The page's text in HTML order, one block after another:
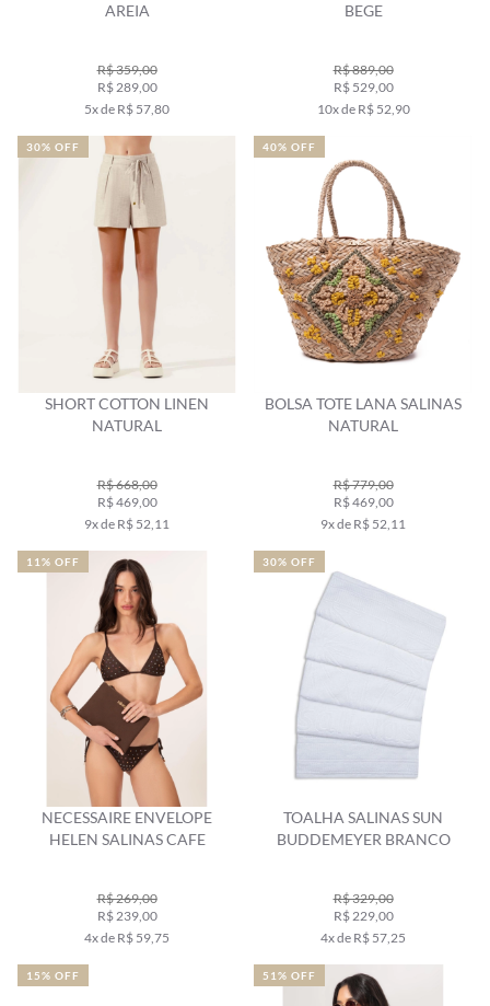
AREIA
R$ 359,00
R$ 289,00
5x de R$ 57,80
BEGE
R$ 889,00
R$ 529,00
10x de R$ 52,90
SHORT COTTON LINEN
NATURAL
R$ 668,00
R$ 469,00
9x de R$ 52,11
30% OFF
BOLSA TOTE LANA SALINAS
NATURAL
R$ 779,00
R$ 469,00
9x de R$ 52,11
40% OFF
NECESSAIRE ENVELOPE
HELEN SALINAS CAFE
R$ 269,00
R$ 239,00
4x de R$ 59,75
11% OFF
TOALHA SALINAS SUN
BUDDEMEYER BRANCO
R$ 329,00
R$ 229,00
4x de R$ 57,25
30% OFF
15% OFF 51% OFF